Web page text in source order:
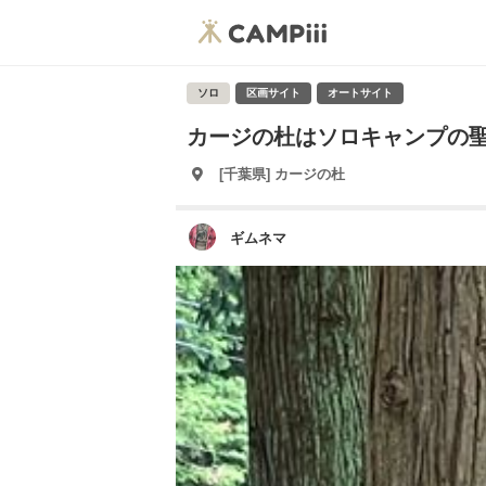
ソロ 区画サイト オートサイト
カージの杜はソロキャンプの
[千葉県] カージの杜
ギムネマ